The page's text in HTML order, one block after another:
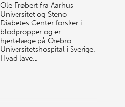
Ole Frøbert fra Aarhus
Universitet og Steno
Diabetes Center forsker i
blodpropper og er
hjertelæge på Örebro
Universitetshospital i Sverige.
Hvad lave…